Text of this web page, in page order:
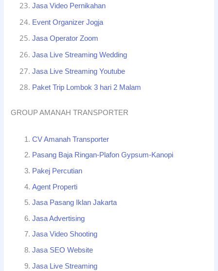
Jasa Video Pernikahan
Event Organizer Jogja
Jasa Operator Zoom
Jasa Live Streaming Wedding
Jasa Live Streaming Youtube
Paket Trip Lombok 3 hari 2 Malam
GROUP AMANAH TRANSPORTER
CV Amanah Transporter
Pasang Baja Ringan-Plafon Gypsum-Kanopi
Pakej Percutian
Agent Properti
Jasa Pasang Iklan Jakarta
Jasa Advertising
Jasa Video Shooting
Jasa SEO Website
Jasa Live Streaming